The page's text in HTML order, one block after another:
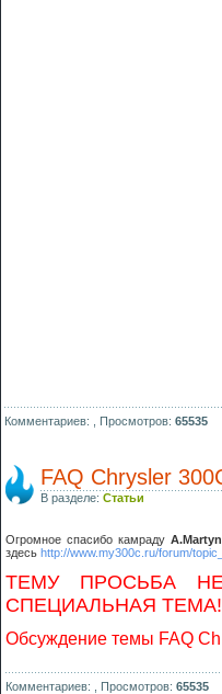
Комментариев: , Просмотров:65535
FAQ Chrysler
В разделе: Статьи
Огромное спасибо камраду A.Martyn
здесь http://www.my300c.ru/forum/
ТЕМУ ПРОСЬБА
СПЕЦИАЛЬНАЯ ТЕМА!
Обсуждение темы FAQ
Комментариев: , Просмотров: 65535